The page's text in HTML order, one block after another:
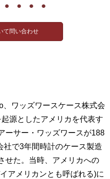
● ● ● ●
、ワッズワースケース株式会
源としたアメリカを代表す
ーサー・ワッズワースが188
社で3年間時計のケース製造
せた。当時、アメリカへの
アメリカンとも呼ばれる)に